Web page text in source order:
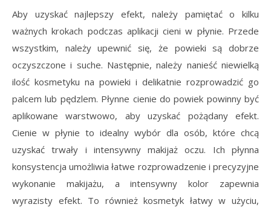
Aby uzyskać najlepszy efekt, należy pamiętać o kilku
ważnych krokach podczas aplikacji cieni w płynie. Przede
wszystkim, należy upewnić się, że powieki są dobrze
oczyszczone i suche. Następnie, należy nanieść niewielką
ilość kosmetyku na powieki i delikatnie rozprowadzić go
palcem lub pędzlem. Płynne cienie do powiek powinny być
aplikowane warstwowo, aby uzyskać pożądany efekt.
Cienie w płynie to idealny wybór dla osób, które chcą
uzyskać trwały i intensywny makijaż oczu. Ich płynna
konsystencja umożliwia łatwe rozprowadzenie i precyzyjne
wykonanie makijażu, a intensywny kolor zapewnia
wyrazisty efekt. To również kosmetyk łatwy w użyciu,